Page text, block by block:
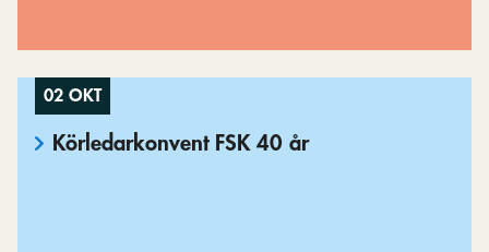
02 OKT
Körledarkonvent FSK 40 år